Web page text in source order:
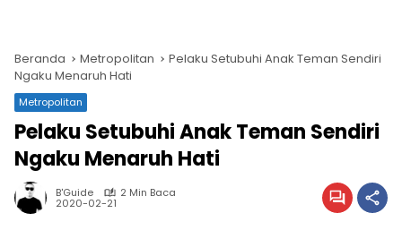
Beranda Metropolitan
Pelaku Setubuhi Anak Teman Sendiri
Ngaku Menaruh Hati
Metropolitan
Pelaku Setubuhi Anak Teman Sendiri
Ngaku Menaruh Hati
B'Guide 2 Min Baca
2020-02-21